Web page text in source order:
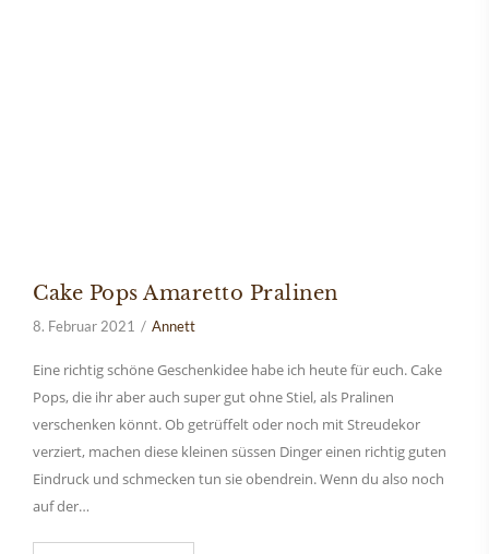
Cake Pops Amaretto Pralinen
8. Februar 2021 Annett
Eine richtig schöne Geschenkidee habe ich heute für euch. Cake
Pops, die ihr aber auch super gut ohne Stiel, als Pralinen
verschenken könnt. Ob getrüffelt oder noch mit Streudekor
verziert, machen diese kleinen süssen Dinger einen richtig guten
Eindruck und schmecken tun sie obendrein. Wenn du also noch
auf der…